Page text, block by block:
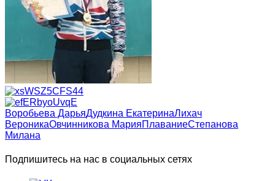
Воробьева ДарьяДудкина ЕкатеринаЛихач
ВероникаОвчинникова МарияПлаваниеСтепанова
Милана
Подпишитесь на нас в социальных сетях